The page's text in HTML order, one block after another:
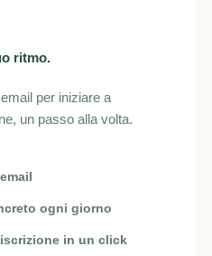
ritmo.
per iniziare a
un passo alla volta.
ogni giorno
in un click